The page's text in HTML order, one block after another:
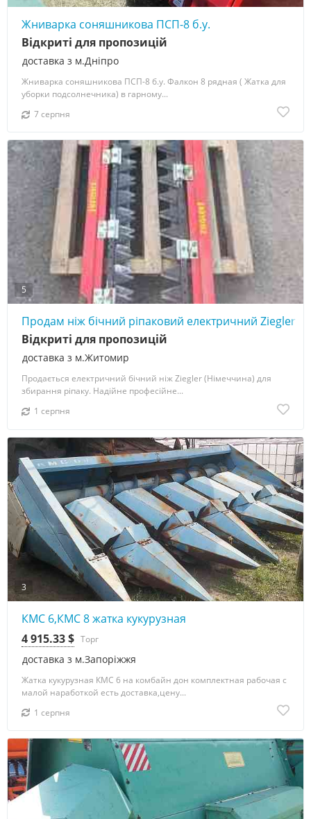
Жниварка соняшникова ПСП-8 б.у.
доставка з м.Дніпро
Відкриті для пропозицій
Жниварка соняшникова ПСП-8 б.у. Фалкон 8 рядная ( Жатка для
уборки подсолнечника) в гарному...
7 серпня
5
Продам ніж бічний ріпаковий електричний Ziegler
доставка з м.Житомир
Відкриті для пропозицій
Продається електричний бічний ніж Ziegler (Німеччина) для
збирання ріпаку. Надійне професійне...
1 серпня
3
КМС 6,КМС 8 жатка кукурузная
доставка з м.Запоріжжя
4 915.33 $ Торг
Жатка кукурузная КМС 6 на комбайн дон комплектная рабочая с
малой наработкой есть доставка,цену...
1 серпня